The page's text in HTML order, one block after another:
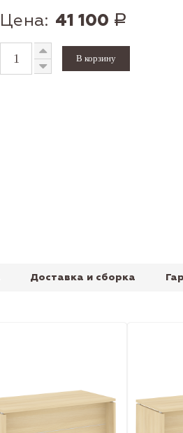
Цена: 41 100 Р
Доставка и сборка